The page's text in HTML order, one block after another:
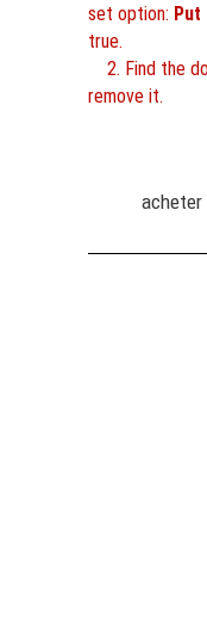
set option:
true.
2. Find the
remove it.
acheter